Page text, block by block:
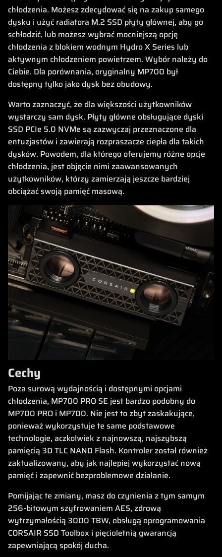
chłodzenia. Możesz zdecydować się na zakup samego
dysku i użyć radiatora M.2 SSD płyty głównej, aby go
schłodzić, lub możesz wybrać mocniejszą opcję
chłodzenia z blokiem wodnym Hydro X Series lub
aktywnym chłodzeniem powietrzem. Wybór należy do
Ciebie. Dla porównania, oryginalny MP700 był
dostępny tylko jako dysk bez obudowy.
Warto zaznaczyć, że dla większości użytkowników
wystarczy sam dysk. Płyty główne obsługujące dyski
SSD PCIe 5.0 NVMe są zazwyczaj przeznaczone dla
entuzjastów i zawierają rozpraszacze ciepła dla takich
dysków. Powodem, dla którego oferujemy różne opcje
chłodzenia, jest objęcie nimi zaawansowanych
użytkowników, którzy zamierzają jeszcze bardziej
obciążać swoją pamięć masową.
Cechy
Poza surową wydajnością i dostępnymi opcjami
chłodzenia, MP700 PRO SE jest bardzo podobny do
MP700 PRO i MP700. Nie jest to zbyt zaskakujące,
ponieważ wykorzystuje te same podstawowe
technologie, aczkolwiek z najnowszą, najszybszą
pamięcią 3D TLC NAND Flash. Kontroler został również
zaktualizowany, aby jak najlepiej wykorzystać nową
pamięć i zapewnić bezproblemowe działanie.
Pomijając te zmiany, masz do czynienia z tym samym
256-bitowym szyfrowaniem AES, zdrową
wytrzymałością 3000 TBW, obsługą oprogramowania
CORSAIR SSD Toolbox i pięcioletnią gwarancją
zapewniającą spokój ducha.